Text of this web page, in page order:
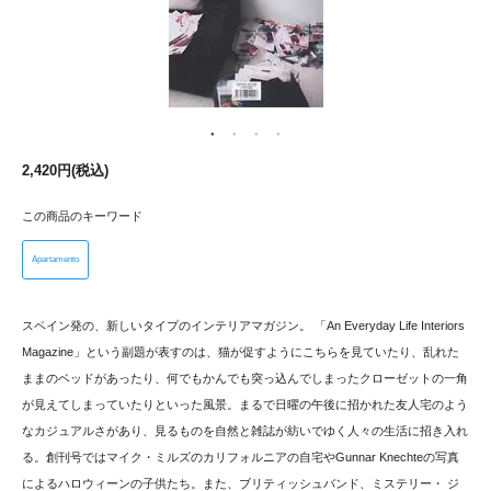
2,420円(税込)
この商品のキーワード
Apartamento
スペイン発の、新しいタイプのインテリアマガジン。 「An Everyday Life Interiors
Magazine」という副題が表すのは、猫が促すようにこちらを見ていたり、乱れた
ままのベッドがあったり、何でもかんでも突っ込んでしまったクローゼットの一角
が見えてしまっていたりといった風景。まるで日曜の午後に招かれた友人宅のよう
なカジュアルさがあり、見るものを自然と雑誌が紡いでゆく人々の生活に招き入れ
る。創刊号ではマイク・ミルズのカリフォルニアの自宅やGunnar Knechteの写真
によるハロウィーンの子供たち。また、ブリティッシュバンド、ミステリー・ ジ